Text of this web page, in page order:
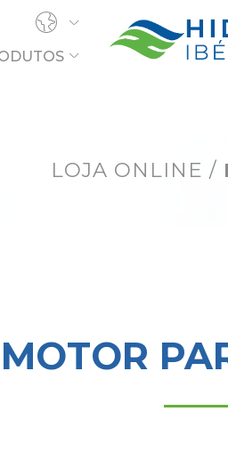
LOJA ONLINE /
MOTOR